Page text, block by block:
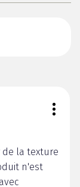
de la texture
n'est